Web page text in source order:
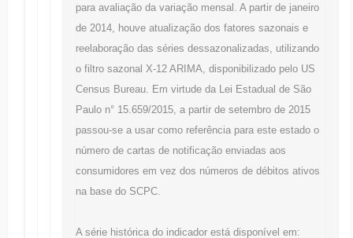
para avaliação da variação mensal. A partir de janeiro
de 2014, houve atualização dos fatores sazonais e
reelaboração das séries dessazonalizadas, utilizando
o filtro sazonal X-12 ARIMA, disponibilizado pelo US
Census Bureau. Em virtude da Lei Estadual de São
Paulo n° 15.659/2015, a partir de setembro de 2015
passou-se a usar como referência para este estado o
número de cartas de notificação enviadas aos
consumidores em vez dos números de débitos ativos
na base do SCPC.
A série histórica do indicador está disponível em: